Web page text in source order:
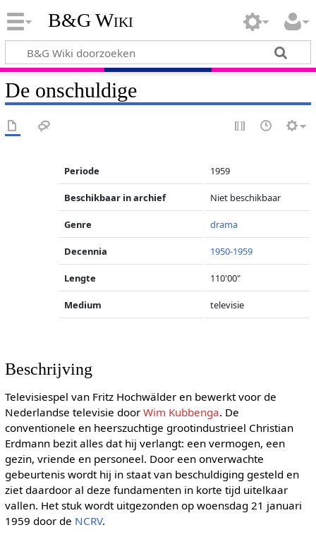
B&G Wiki
De onschuldige
Periode 1959
Beschikbaar in archief Niet beschikbaar
Genre drama
Decennia 1950-1959
Lengte 110'00"
Medium televisie
Beschrijving
Televisiespel van Fritz Hochwälder en bewerkt voor de
Nederlandse televisie door Wim Kubbenga. De
conventionele en heerszuchtige grootindustrieel Christian
Erdmann bezit alles dat hij verlangt: een vermogen, een
gezin, vriende en personeel. Door een onverwachte
gebeurtenis wordt hij in staat van beschuldiging gesteld en
ziet daardoor al deze fundamenten in korte tijd uitelkaar
vallen. Het stuk wordt uitgezonden op woensdag 21 januari
1959 door de NCRV.